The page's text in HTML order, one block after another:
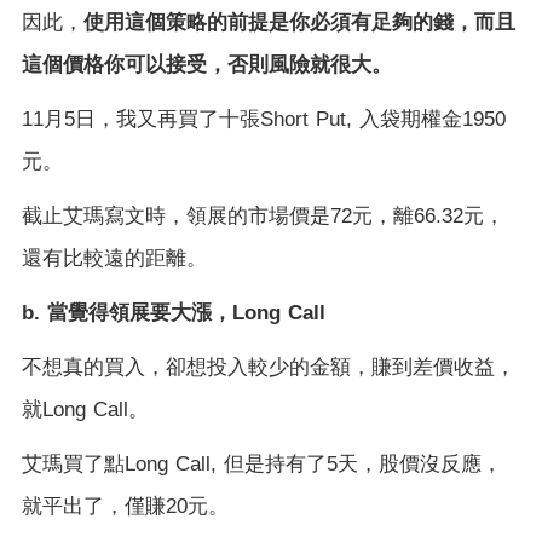
因此， 使用這個策略的前提是你必須有足夠的錢，而且
這個價格你可以接受，否則風險就很大。
11月 5 日，我又再買了十張Short Put, 入袋期權金1950
元。
截止艾瑪寫文時，領展的市場價是72元，離66.32元，
還有比較遠的距離。
b. 當覺得領展要大漲， Long Call
不想真的買入，卻想投入較少的金額，賺到差價收益，
就Long Call 。
艾瑪買了點Long Call, 但是持有了5天，股價沒反應，
就平出了，僅賺20元。